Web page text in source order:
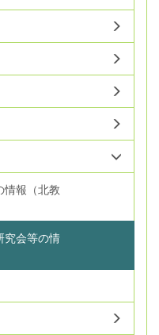
情報（北教
究会等の情